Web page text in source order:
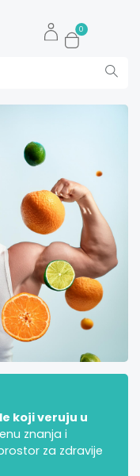
0
koji veruju u
znanja i
za zdravije